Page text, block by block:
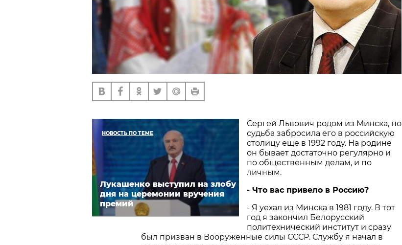
НОВОСТЬ ПО ТЕМЕ
Лукашенко выступил на злобу
дня на церемонии вручения
премий
Сергей Львович родом из Минска, но
судьба забросила его в российскую
столицу еще в 1992 году. На родине
он бывает достаточно регулярно и
по общественным делам, и по
личным.
- Что вас привело в Россию?
- Я уехал из Минска в 1981 году. В тот
год я закончил Белорусский
политехнический институт и сразу
был призван в Вооруженные силы СССР. Службу я начал в